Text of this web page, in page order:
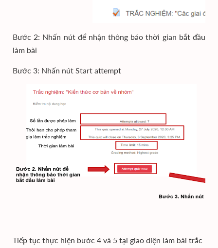
Bước 2: Nhấn nút để nhận thông báo thời gian bắt đầu
làm bài
Bước 3: Nhấn nút Start attempt
Tiếp tục thực hiện bước 4 và 5 tại giao diện làm bài trắc